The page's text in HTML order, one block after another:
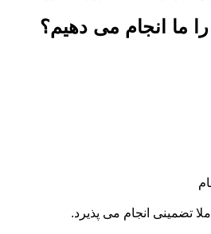
ما انجام می دهیم؟
تضمینی انجام می پذیرد.